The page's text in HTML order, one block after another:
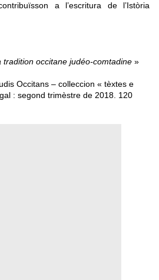
a l’escritura de l’Istòria
tradition occitane judéo-comtadine »
Occitans – colleccion « tèxtes e
: segond trimèstre de 2018. 120